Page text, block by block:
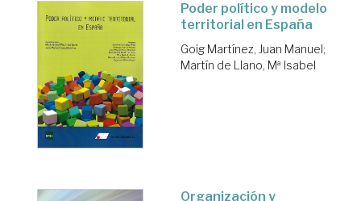
Poder político y modelo
territorial en España
Goig Martínez, Juan Manuel;
Martín de Llano, Mª Isabel
Organización y